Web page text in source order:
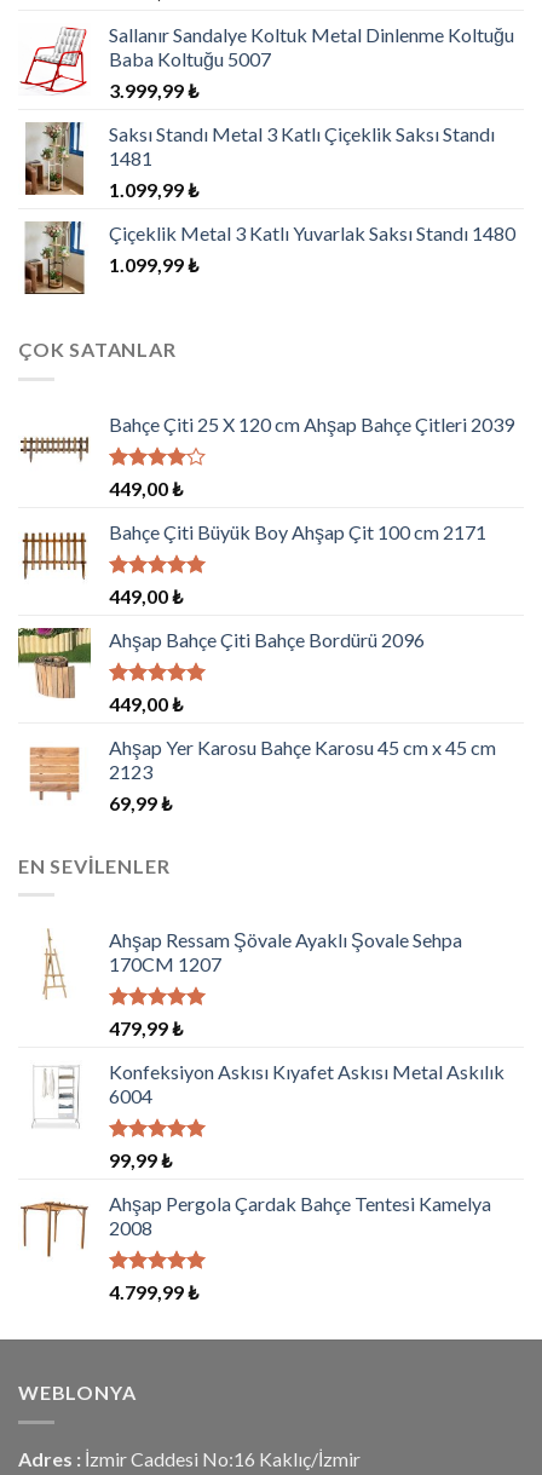
Sallanır Sandalye Koltuk Metal Dinlenme Koltuğu
Baba Koltuğu 5007
3.999,99₺
Saksı Standı Metal 3 Katlı Çiçeklik Saksı Standı
1481
1.099,99₺
Çiçeklik Metal 3 Katlı Yuvarlak Saksı Standı 1480
1.099,99₺
ÇOK SATANLAR
Bahçe Çiti 25 X 120 cm Ahşap Bahçe Çitleri 2039
5
üzerinden
4.00
oy
aldı
449,00₺
Bahçe Çiti Büyük Boy Ahşap Çit 100 cm 2171
5 üzerinden
5.00oy
aldı
449,00₺
Ahşap Bahçe Çiti Bahçe Bordürü 2096
5 üzerinden
5.00oy
aldı
449,00₺
Ahşap Yer Karosu Bahçe Karosu 45 cm x 45 cm
2123
69,99₺
EN SEVILENLER
Ahşap Ressam Şövale Ayaklı Şovale Sehpa
170CM 1207
5 üzerinden
5.00oy
aldı
479,99₺
Konfeksiyon Askısı Kıyafet Askısı Metal Askılık
6004
5 üzerinden
5.00
aldı
99,99₺
Ahşap Pergola Çardak Bahçe Tentesi Kamelya
2008
5 üzerinden
oy
4.799,99₺
WEBLONYA
Adres : İzmir Caddesi No:16 Kaklıç/İzmir